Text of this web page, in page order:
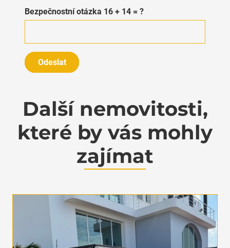
Bezpečnostní otázka 16 + 14 = ?
Odeslat
Další nemovitosti,
které by vás mohly
zajímat